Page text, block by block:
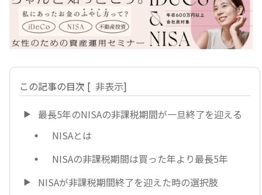
この記事の目次 [ 非表示]
最長5年のNISAの非課税期間が一旦終了を迎える
NISAとは
NISAの非課税期間は買った年より最長5年
NISAが非課税期間終了を迎えた時の選択肢